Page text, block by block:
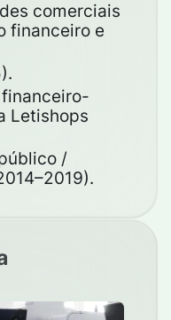
comerciais
financeiro e
Letishops
/